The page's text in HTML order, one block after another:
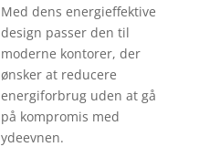
Med dens energieffektive
design passer den til
moderne kontorer, der
ønsker at reducere
energiforbrug uden at gå
på kompromis med
ydeevnen.